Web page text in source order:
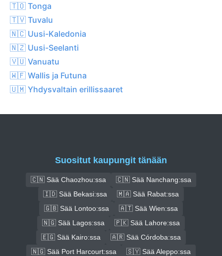
🇹🇴 Tonga
🇹🇻 Tuvalu
🇳🇨 Uusi-Kaledonia
🇳🇿 Uusi-Seelanti
🇻🇺 Vanuatu
🇼🇫 Wallis ja Futuna
🇺🇲 Yhdysvaltain erillissaaret
Suositut kaupungit tänään
🇨🇳 Sää Chaozhou:ssa
🇨🇳 Sää Nanchang:ssa
🇮🇩 Sää Bekasi:ssa
🇲🇦 Sää Rabat:ssa
🇬🇧 Sää Lontoo:ssa
🇦🇹 Sää Wien:ssa
🇳🇬 Sää Lagos:ssa
🇵🇰 Sää Lahore:ssa
🇪🇬 Sää Kairo:ssa
🇦🇷 Sää Córdoba:ssa
🇳🇬 Sää Port Harcourt:ssa
🇸🇾 Sää Aleppo:ssa